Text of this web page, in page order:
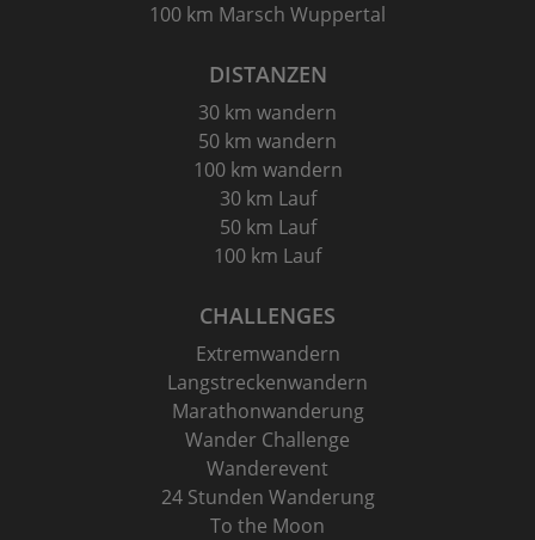
100 km Marsch Wuppertal
DISTANZEN
30 km wandern
50 km wandern
100 km wandern
30 km Lauf
50 km Lauf
100 km Lauf
CHALLENGES
Extremwandern
Langstreckenwandern
Marathonwanderung
Wander Challenge
Wanderevent
24 Stunden Wanderung
To the Moon